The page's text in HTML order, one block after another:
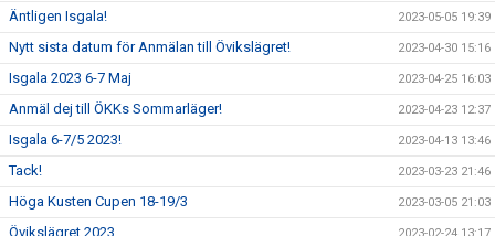
Äntligen Isgala! 2023-05-05 19:39
Nytt sista datum för Anmälan till Övikslägret! 2023-04-30 15:16
Isgala 2023 6-7 Maj 2023-04-25 16:03
Anmäl dej till ÖKKs Sommarläger! 2023-04-23 12:37
Isgala 6-7/5 2023! 2023-04-13 13:46
Tack! 2023-03-23 21:46
Höga Kusten Cupen 18-19/3 2023-03-05 21:03
Övikslägret 2023